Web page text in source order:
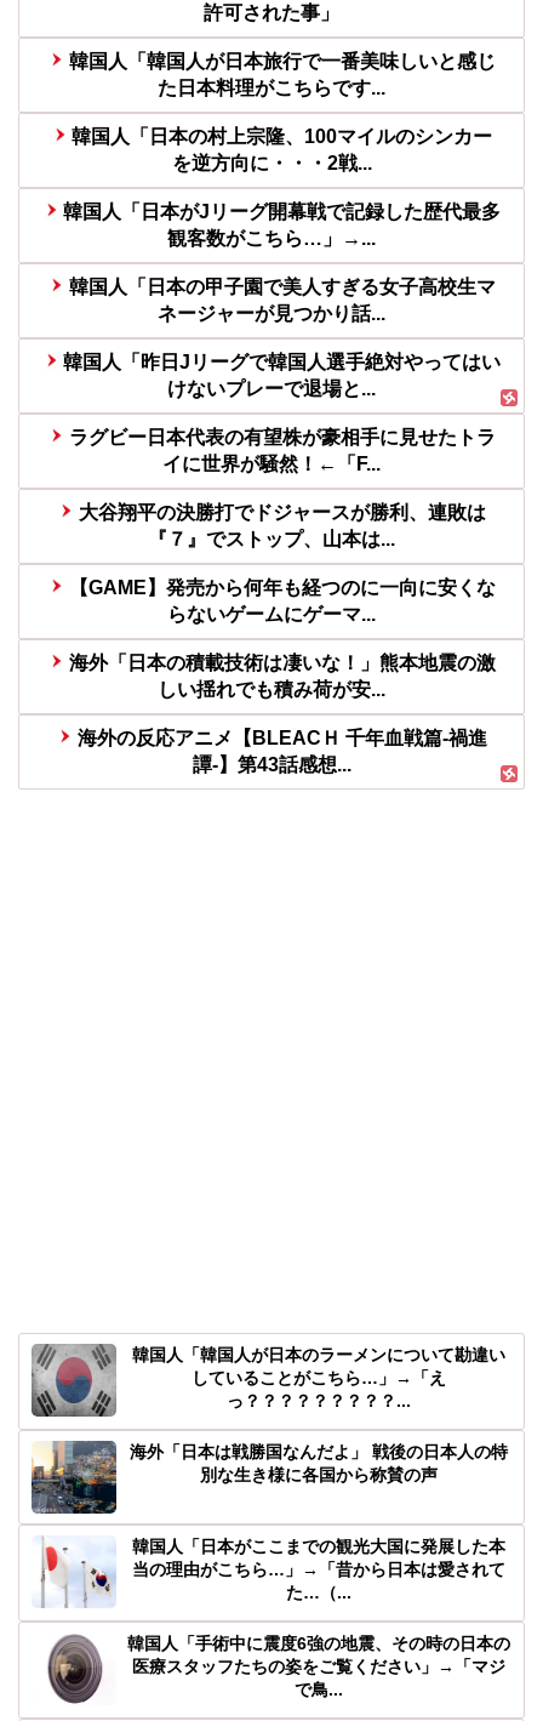
許可された事」
韓国人「韓国人が日本旅行で一番美味しいと感じ
た日本料理がこちらです...
韓国人「日本の村上宗隆、100マイルのシンカー
を逆方向に・・・2戦...
韓国人「日本がJリーグ開幕戦で記録した歴代最多
観客数がこちら…」→...
韓国人「日本の甲子園で美人すぎる女子高校生マ
ネージャーが見つかり話...
韓国人「昨日Jリーグで韓国人選手絶対やってはい
けないプレーで退場と...
ラグビー日本代表の有望株が豪相手に見せたトラ
イに世界が騒然！←「F...
大谷翔平の決勝打でドジャースが勝利、連敗は
『７』でストップ、山本は...
【GAME】発売から何年も経つのに一向に安くな
らないゲームにゲーマ...
海外「日本の積載技術は凄いな！」熊本地震の激
しい揺れでも積み荷が安...
海外の反応アニメ【BLEACＨ 千年血戦篇-禍進
譚-】第43話感想...
韓国人「韓国人が日本のラーメンについて勘違い
していることがこちら…」→「え
っ？？？？？？？？？...
海外「日本は戦勝国なんだよ」 戦後の日本人の特
別な生き様に各国から称賛の声
韓国人「日本がここまでの観光大国に発展した本
当の理由がこちら…」→「昔から日本は愛されて
た…（...
韓国人「手術中に震度6強の地震、その時の日本の
医療スタッフたちの姿をご覧ください」→「マジ
で鳥...